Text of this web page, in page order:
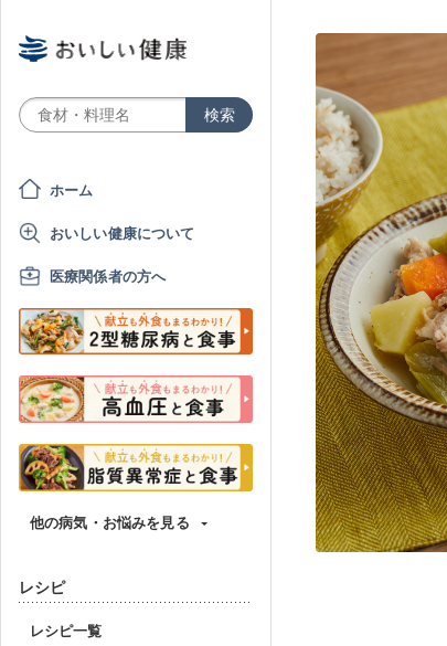
ホーム
おいしい健康について
医療関係者の方へ
他の病気・お悩みを見る
レシピ
レシピ一覧